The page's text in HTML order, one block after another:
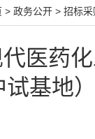
> 政务公开 > 招标采
医药
试基地